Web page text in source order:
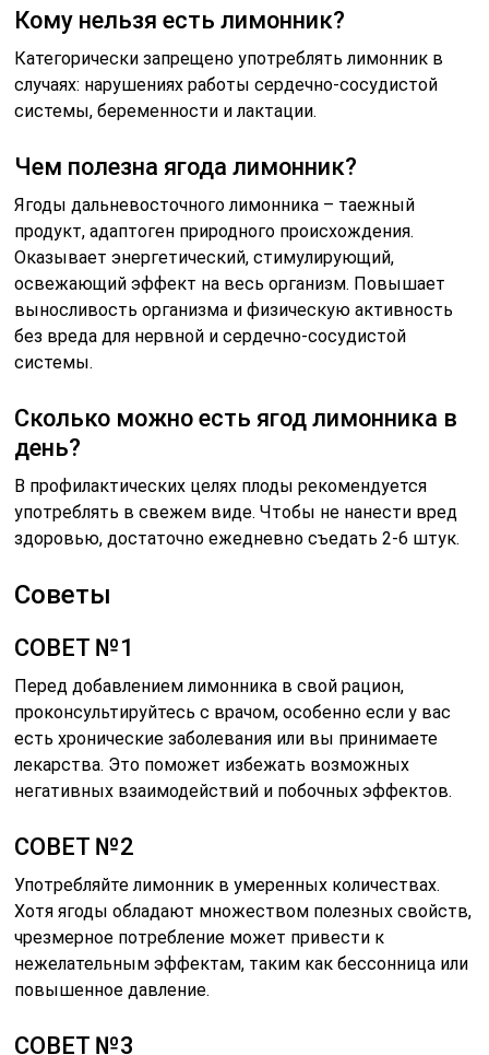
Кому нельзя есть лимонник?
Категорически запрещено употреблять лимонник в
случаях: нарушениях работы сердечно-сосудистой
системы, беременности и лактации.
Чем полезна ягода лимонник?
Ягоды дальневосточного лимонника – таежный
продукт, адаптоген природного происхождения.
Оказывает энергетический, стимулирующий,
освежающий эффект на весь организм. Повышает
выносливость организма и физическую активность
без вреда для нервной и сердечно-сосудистой
системы.
Сколько можно есть ягод лимонника в
день?
В профилактических целях плоды рекомендуется
употреблять в свежем виде. Чтобы не нанести вред
здоровью, достаточно ежедневно съедать 2-6 штук.
Советы
СОВЕТ №1
Перед добавлением лимонника в свой рацион,
проконсультируйтесь с врачом, особенно если у вас
есть хронические заболевания или вы принимаете
лекарства. Это поможет избежать возможных
негативных взаимодействий и побочных эффектов.
СОВЕТ №2
Употребляйте лимонник в умеренных количествах.
Хотя ягоды обладают множеством полезных свойств,
чрезмерное потребление может привести к
нежелательным эффектам, таким как бессонница или
повышенное давление.
СОВЕТ №3